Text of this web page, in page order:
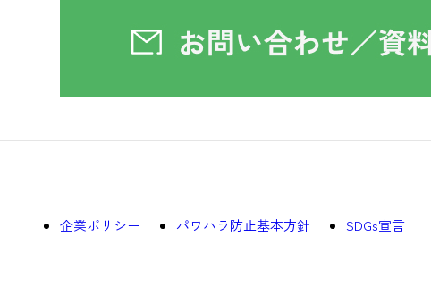
企業ポリシー パワハラ防止基本方針 SDGs宣言